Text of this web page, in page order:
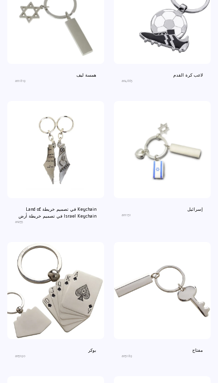
لاعب كرة القدم
an4663
همسة ليف
an1819
إسرائيل
an1151
Keychain في تصميم خريطة Land of
Israel Keychain في تصميم خريطة أرض
an255
مفتاح
an5189
بوكر
an5190